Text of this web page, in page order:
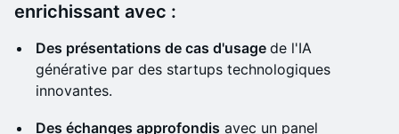
enrichissant avec :
Des présentations de cas d'usage de l'IA
générative par des startups technologiques
innovantes.
Des échanges approfondis avec un panel